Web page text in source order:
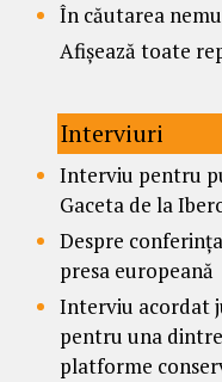
În căutarea
Afișează toate
Interviuri
Interviu pentru
Gaceta de la
Despre
presa europeană
Interviu acordat
pentru una
platforme